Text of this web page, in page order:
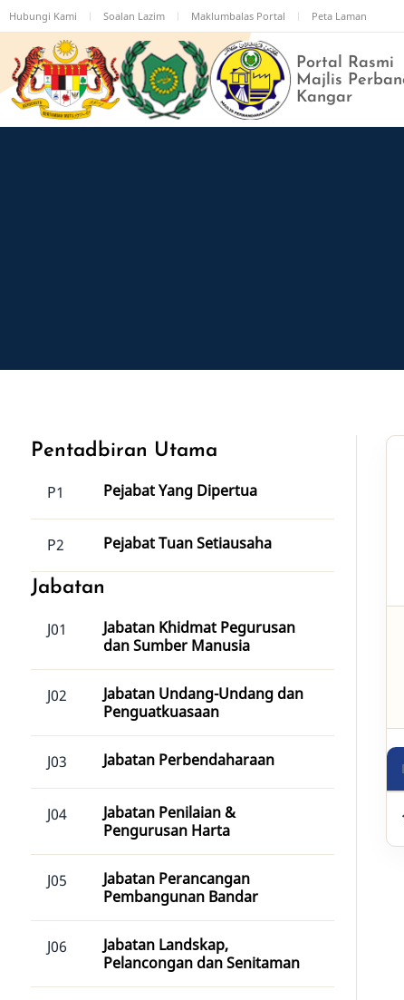
Langkau
ke
kandungan
utama
Hubungi Kami Soalan Lazim Maklumbalas Portal Peta Laman
Portal Rasmi
Majlis
Kangar
Pentadbiran Utama
P1 Pejabat Yang Dipertua
P2 Pejabat Tuan Setiausaha
Jabatan
J01
Jabatan Khidmat Pegurusan
dan Sumber Manusia
J02
Jabatan Undang-Undang dan
Penguatkuasaan
J03 Jabatan Perbendaharaan
J04
Jabatan Penilaian &
Pengurusan Harta
J05
Jabatan Perancangan
Pembangunan Bandar
J06
Jabatan Landskap,
Pelancongan dan Senitaman